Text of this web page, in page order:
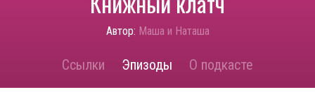
Автор: Маша и Наташа
Ссылки Эпизоды О подкасте